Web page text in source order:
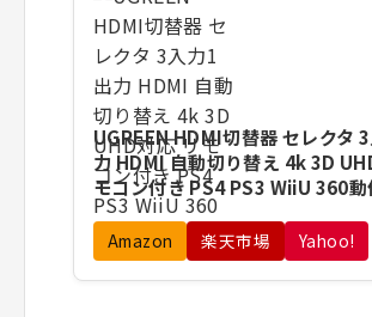
UGREEN HDMI切替器 セレクタ
力 HDMI 自動切り替え 4k 3D
モコン付き PS4 PS3 WiiU 360
Amazon 楽天市場 Yahoo!